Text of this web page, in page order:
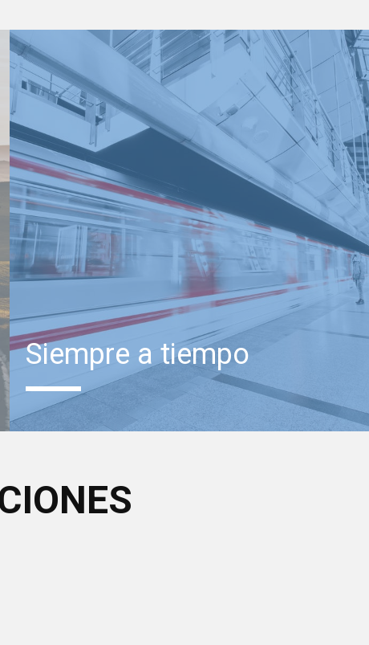
Siempre a tiempo